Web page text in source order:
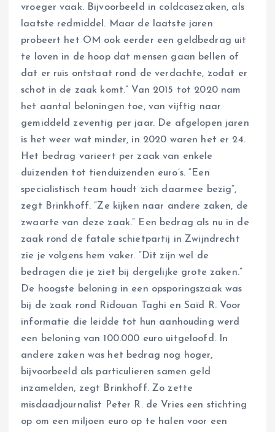
vroeger vaak. Bijvoorbeeld in coldcasezaken, als
laatste redmiddel. Maar de laatste jaren
probeert het OM ook eerder een geldbedrag uit
te loven in de hoop dat mensen gaan bellen of
dat er ruis ontstaat rond de verdachte, zodat er
schot in de zaak komt.” Van 2015 tot 2020 nam
het aantal beloningen toe, van vijftig naar
gemiddeld zeventig per jaar. De afgelopen jaren
is het weer wat minder, in 2020 waren het er 24.
Het bedrag varieert per zaak van enkele
duizenden tot tienduizenden euro’s. “Een
specialistisch team houdt zich daarmee bezig”,
zegt Brinkhoff. “Ze kijken naar andere zaken, de
zwaarte van deze zaak.” Een bedrag als nu in de
zaak rond de fatale schietpartij in Zwijndrecht
zie je volgens hem vaker. “Dit zijn wel de
bedragen die je ziet bij dergelijke grote zaken.”
De hoogste beloning in een opsporingszaak was
bij de zaak rond Ridouan Taghi en Saïd R. Voor
informatie die leidde tot hun aanhouding werd
een beloning van 100.000 euro uitgeloofd. In
andere zaken was het bedrag nog hoger,
bijvoorbeeld als particulieren samen geld
inzamelden, zegt Brinkhoff. Zo zette
misdaadjournalist Peter R. de Vries een stichting
op om een miljoen euro op te halen voor een